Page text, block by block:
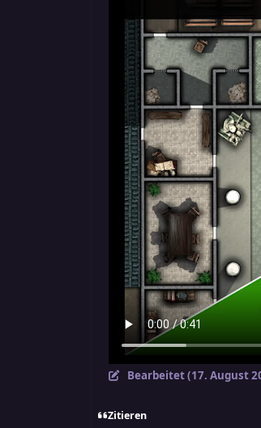
Bearbeitet (17. August
Zitieren